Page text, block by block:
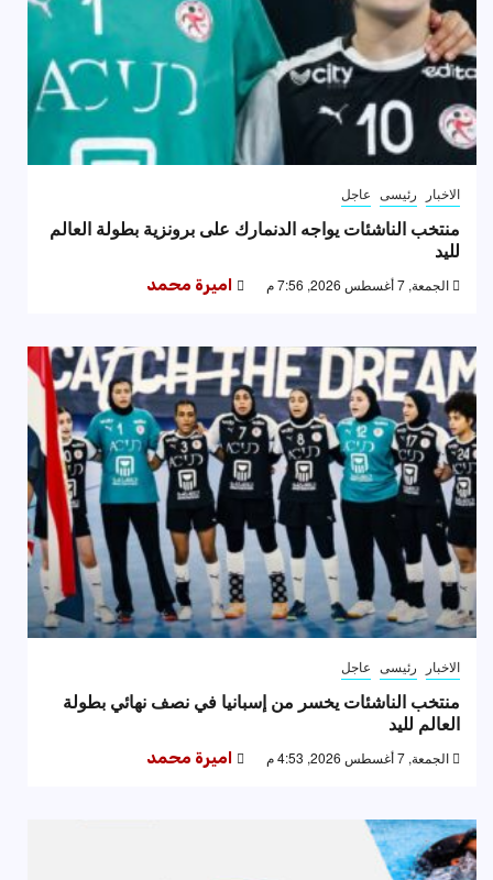
الاخبار رئيسى عاجل
منتخب الناشئات يواجه الدنمارك على برونزية بطولة العالم
لليد
الجمعة, 7 أغسطس 2026, 7:56 م اميرة محمد
الاخبار رئيسى عاجل
منتخب الناشئات يخسر من إسبانيا في نصف نهائي بطولة
العالم لليد
الجمعة, 7 أغسطس 2026, 4:53 م اميرة محمد